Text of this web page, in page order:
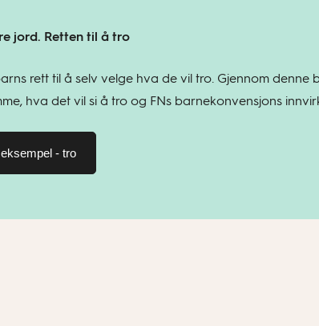
jord. Retten til å tro
rett til å selv velge hva de vil tro. Gjennom denne
hva det vil si å tro og FNs barnekonvensjons
- tro